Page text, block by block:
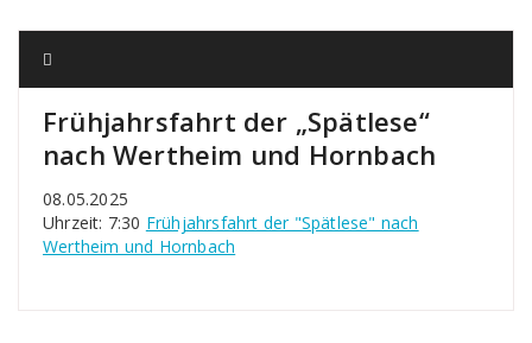
Frühjahrsfahrt der „Spätlese“
nach Wertheim und Hornbach
08.05.2025
Uhrzeit: 7:30 Frühjahrsfahrt der "Spätlese" nach
Wertheim und Hornbach